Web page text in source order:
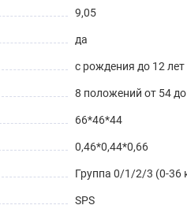
9,05
да
с рождения до 12 лет
8 положений от 54
66*46*44
0,46*0,44*0,66
Группа 0/1/2/3 (0-36
SPS